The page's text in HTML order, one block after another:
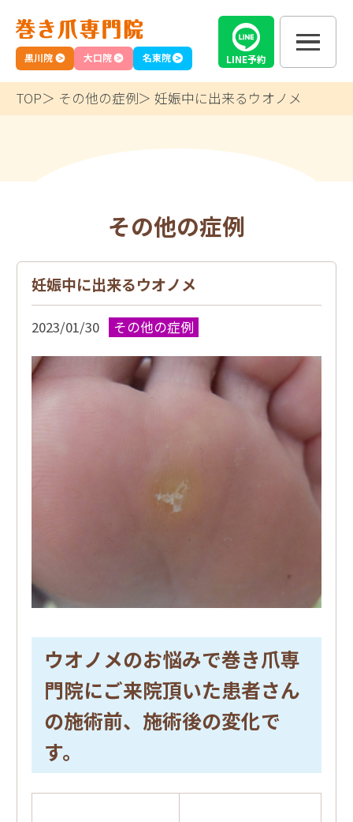
名東院
黒川院 大口院 LINE予約
TOP その他の症例 妊娠中に出来るウオノメ
その他の症例
妊娠中に出来るウオノメ
2023/01/30 その他の症例
ウオノメのお悩みで巻き爪専
門院にご来院頂いた患者さん
の施術前、施術後の変化で
す。